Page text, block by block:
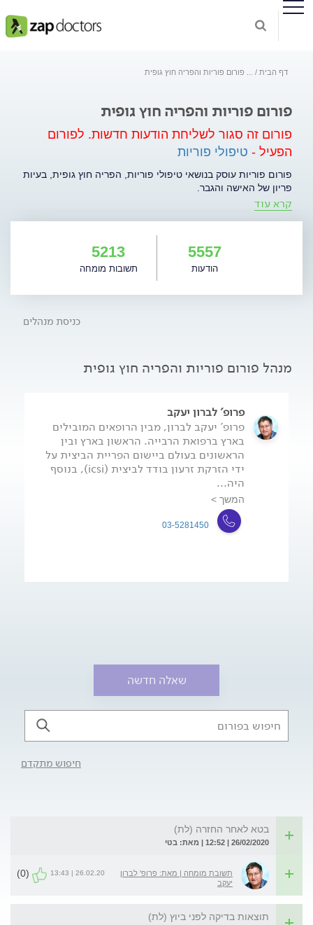
דף הבית פורום פוריות והפריה חוץ גופית
פורום פוריות והפריה חוץ גופית
פורום זה סגור לשליחת הודעות חדשות. לפורום
הפעיל - טיפולי פוריות
פורום פוריות עוסק בנושאי טיפולי פוריות, הפריה חוץ גופית, בעיות
פריון של האישה והגבר.
קרא עוד
5557
הודעות
5213
תשובות מומחה
כניסת מנהלים
מנהל פורום פוריות והפריה חוץ גופית
פרופ' לברון יעקב
פרופ' יעקב לברון, מבין הרופאים המובילים
בארץ ברפואת הרבייה. הראשון בארץ ובין
הראשונים בעולם ביישום הפריית הביצית על
ידי הזרקת זרעון בודד לביצית (icsi), בנוסף
היה...
המשך >
03-5281450
שאלה חדשה
חיפוש מתקדם
בטא לאחר החזרה (לת)
26/02/2020 | 12:52 | מאת: בטי
תשובת מומחה | מאת: פרופ' לברון
יעקב
26.02.20 | 13:43
(0)
תוצאות בדיקה לפני ביוץ (לת)